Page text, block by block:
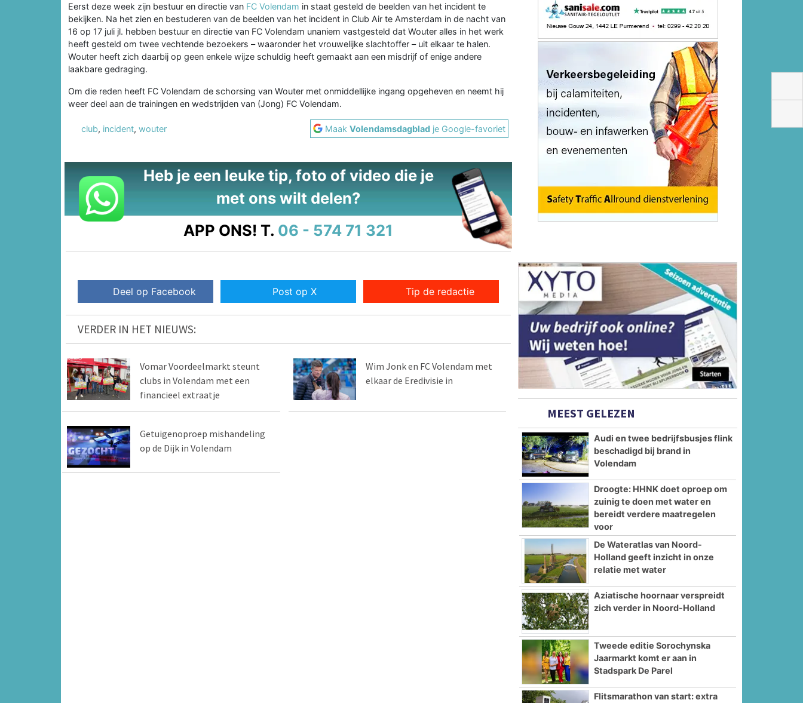
Eerst deze week zijn bestuur en directie van FC Volendam in staat gesteld de beelden van het incident te
bekijken. Na het zien en bestuderen van de beelden van het incident in Club Air te Amsterdam in de nacht van
16 op 17 juli jl. hebben bestuur en directie van FC Volendam unaniem vastgesteld dat Wouter alles in het werk
heeft gesteld om twee vechtende bezoekers – waaronder het vrouwelijke slachtoffer – uit elkaar te halen.
Wouter heeft zich daarbij op geen enkele wijze schuldig heeft gemaakt aan een misdrijf of enige andere
laakbare gedraging.
Om die reden heeft FC Volendam de schorsing van Wouter met onmiddellijke ingang opgeheven en neemt hij
weer deel aan de trainingen en wedstrijden van (Jong) FC Volendam.
club, incident, wouter MaakVolendamsdagblad je Google-favoriet
Heb je een leuke tip, foto of video die je
met ons wilt delen?
APP ONS! T. 06 - 574 71 321
Deel op Facebook Post op X Tip de redactie
VERDER IN HET NIEUWS:
Vomar Voordeelmarkt steunt
clubs in Volendam met een
financieel extraatje
Wim Jonk en FC Volendam met
elkaar de Eredivisie in
Getuigenoproep mishandeling
op de Dijk in Volendam
MEEST GELEZEN
Audi en twee bedrijfsbusjes flink
beschadigd bij brand in
Volendam
Droogte: HHNK doet oproep om
zuinig te doen met water en
bereidt verdere maatregelen
voor
De Wateratlas van Noord-
Holland geeft inzicht in onze
relatie met water
Aziatische hoornaar verspreidt
zich verder in Noord-Holland
Tweede editie Sorochynska
Jaarmarkt komt er aan in
Stadspark De Parel
Flitsmarathon van start: extra